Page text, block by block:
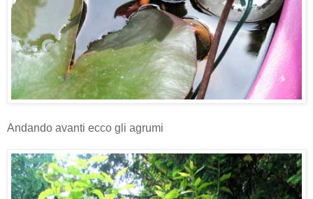
Andando avanti ecco gli agrumi